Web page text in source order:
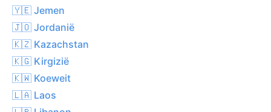
🇾🇪 Jemen
🇯🇴 Jordanië
🇰🇿 Kazachstan
🇰🇬 Kirgizië
🇰🇼 Koeweit
🇱🇦 Laos